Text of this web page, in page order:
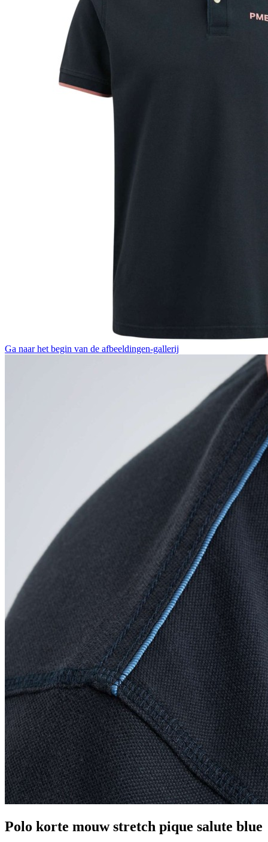
Ga naar het begin van de afbeeldingen-gallerij
Polo korte mouw stretch pique salute blue